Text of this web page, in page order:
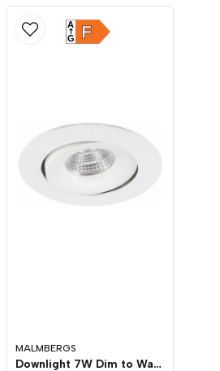
MALMBERGS
Downlight 7W Dim to Warm Vinklingsbar Vit MD-70
F
A
G